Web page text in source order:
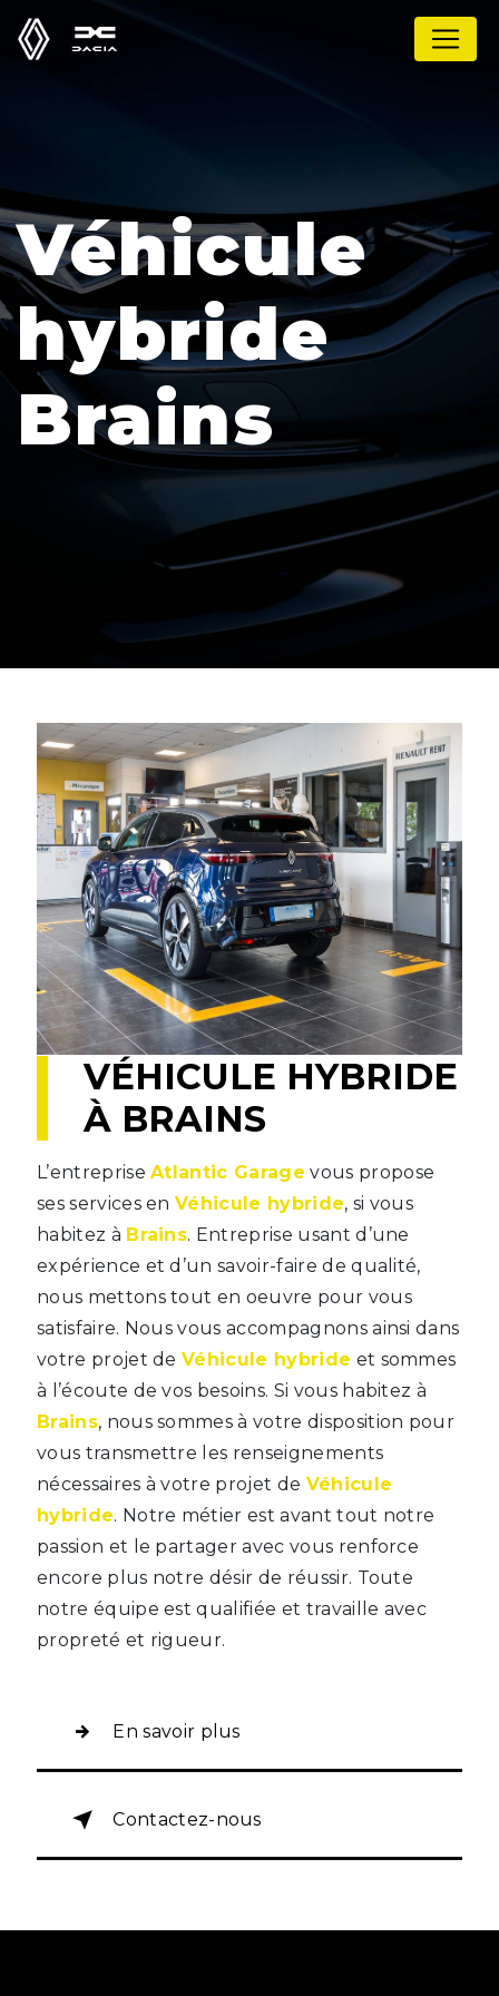
Véhicule
hybride
Brains
VÉHICULE HYBRIDE
À BRAINS
L’entrepriseAtlantic Garage vous propose
ses services enVéhicule hybride, si vous
habitez à Brains. Entreprise usant d’une
expérience et d’un savoir-faire de qualité,
nous mettons tout en oeuvre pour vous
satisfaire. Nous vous accompagnons ainsi dans
votre projet deVéhicule hybride et sommes
à l’écoute de vos besoins. Si vous habitez à
Brains, nous sommes à votre disposition pour
vous transmettre les renseignements
nécessaires à votre projet de Véhicule
hybride. Notre métier est avant tout notre
passion et le partager avec vous renforce
encore plus notre désir de réussir. Toute
notre équipe est qualifiée et travaille avec
propreté et rigueur.
En savoir plus
Contactez-nous
Panneau de gestion des cookies